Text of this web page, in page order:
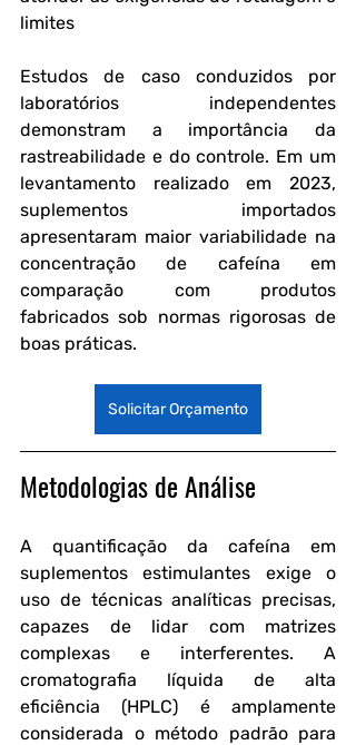
limites
Estudos de caso conduzidos por
laboratórios independentes
demonstram a importância da
rastreabilidade e do controle. Em um
levantamento realizado em 2023,
suplementos importados
apresentaram maior variabilidade na
concentração de cafeína em
comparação com produtos
fabricados sob normas rigorosas de
boas práticas.
Solicitar Orçamento
Metodologias de Análise
A quantificação da cafeína em
suplementos estimulantes exige o
uso de técnicas analíticas precisas,
capazes de lidar com matrizes
complexas e interferentes. A
cromatografia líquida de alta
eficiência (HPLC) é amplamente
considerada o método padrão para